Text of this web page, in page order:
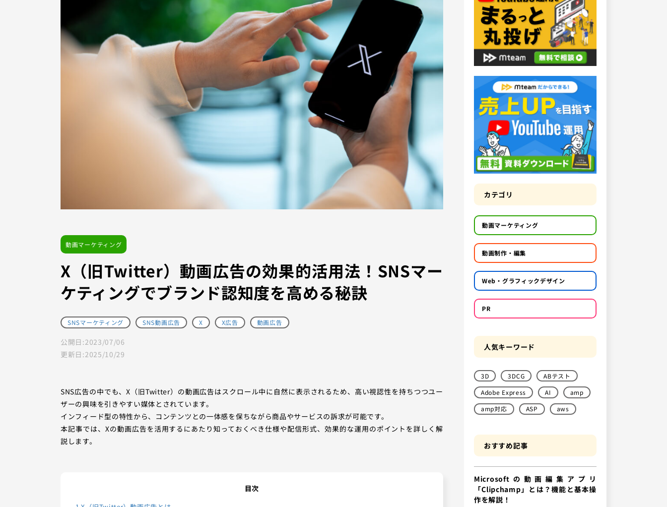
動画マーケティング
X（旧Twitter）動画広告の効果的活用法！SNSマー
ケティングでブランド認知度を高める秘訣
SNSマーケティング SNS動画広告 X X広告 動画広告
公開日:2023/07/06
更新日:2025/10/29
SNS広告の中でも、X（旧Twitter）の動画広告はスクロール中に自然に表示されるため、高い視認性を持ちつつユー
ザーの興味を引きやすい媒体とされています。
インフィード型の特性から、コンテンツとの一体感を保ちながら商品やサービスの訴求が可能です。
本記事では、Xの動画広告を活用するにあたり知っておくべき仕様や配信形式、効果的な運用のポイントを詳しく解
説します。
目次
カテゴリ
動画マーケティング
動画制作・編集
Web・グラフィックデザイン
PR
人気キーワード
3D 3DCG
ABテスト
Adobe Express
AI
amp
amp対応
ASP aws
おすすめ記事
Microsoftの動画編集アプリ
「Clipchamp」とは？機能と基本操
作を解説！